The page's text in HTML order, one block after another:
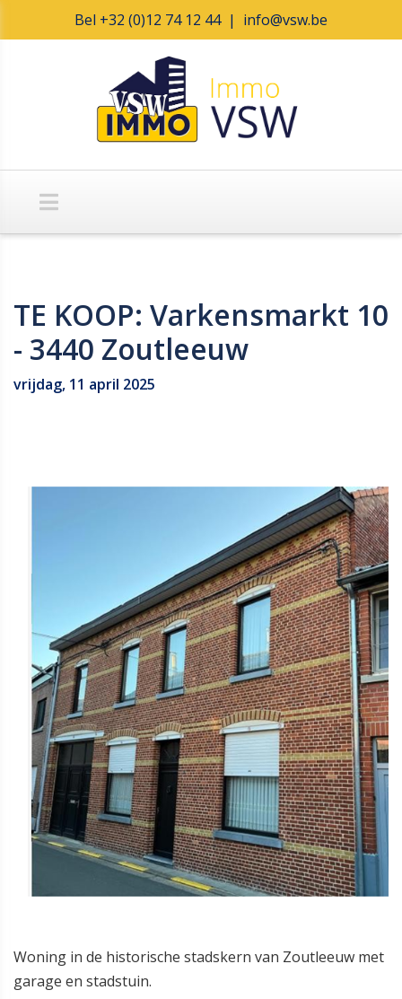
Bel +32 (0)12 74 12 44| info@vsw.be
TE KOOP: Varkensmarkt 10
- 3440 Zoutleeuw
vrijdag, 11 april 2025
Woning in de historische stadskern van Zoutleeuw met
garage en stadstuin.